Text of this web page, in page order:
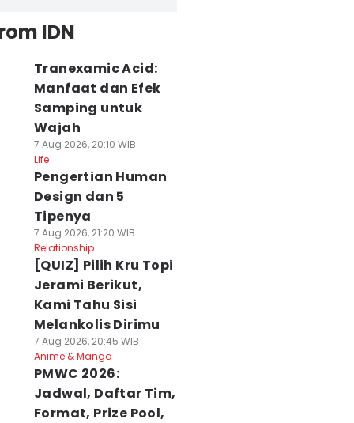
IDN
Tranexamic Acid:
Manfaat dan Efek
Samping untuk
Wajah
7 Aug 2026, 20:10 WIB
Life
Pengertian Human
Design dan 5
Tipenya
7 Aug 2026, 21:20 WIB
Relationship
[QUIZ] Pilih Kru Topi
Jerami Berikut,
Kami Tahu Sisi
Melankolis Dirimu
7 Aug 2026, 20:45 WIB
Anime & Manga
PMWC 2026:
Jadwal, Daftar Tim,
Format, Prize Pool,